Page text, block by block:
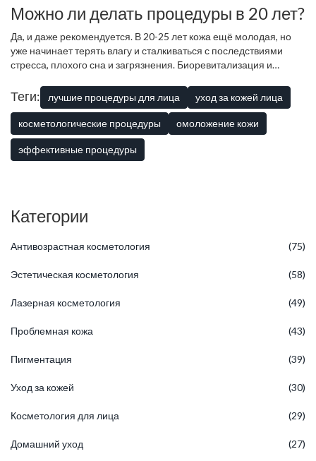
RF-лифтинг могут вызвать покраснение или шелушение - их
процедурой сделайте тест на небольшом участке кожи.
Можно ли делать процедуры в 20 лет?
Да, и даже рекомендуется. В 20-25 лет кожа ещё молодая, но
уже начинает терять влагу и сталкиваться с последствиями
стресса, плохого сна и загрязнения. Биоревитализация и
предотвратить появление морщин и поддержать здоровье
кожи. Это не «омоложение» - это профилактика. Лучше начать
раньше, чем потом исправлять последствия.
Теги: лучшие процедуры для лица уход за кожей лица
косметологические процедуры омоложение кожи
эффективные процедуры
Категории
Антивозрастная косметология (75)
Эстетическая косметология (58)
Лазерная косметология (49)
Проблемная кожа (43)
Пигментация (39)
Уход за кожей (30)
Косметология для лица (29)
Домашний уход (27)